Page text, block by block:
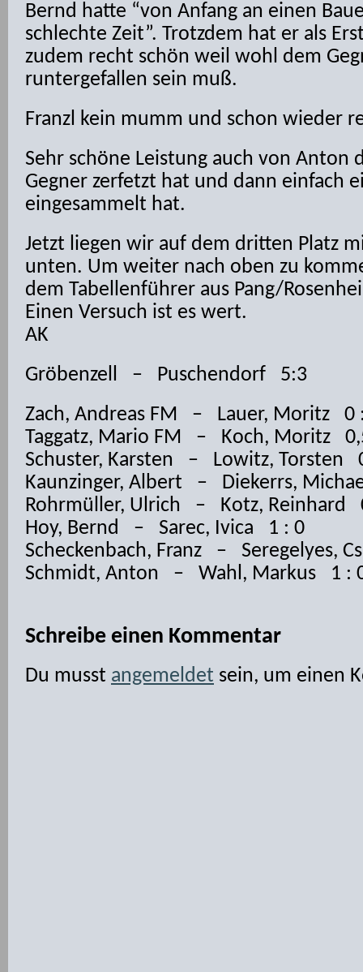
Bernd hatte “von Anfang an einen
schlechte Zeit”. Trotzdem hat er als
zudem recht schön weil wohl dem
runtergefallen sein muß.
Franzl kein mumm und schon wieder
Sehr schöne Leistung auch von Anton
Gegner zerfetzt hat und dann einfach
eingesammelt hat.
Jetzt liegen wir auf dem dritten Platz
unten. Um weiter nach oben zu
dem Tabellenführer aus Pang/
Einen Versuch ist es wert.
AK
Gröbenzell – Puschendorf 5:3
Zach, Andreas FM – Lauer, Moritz 0
Taggatz, Mario FM – Koch, Moritz
Schuster, Karsten – Lowitz, Torsten
Kaunzinger, Albert – Diekerrs,
Rohrmüller, Ulrich – Kotz, Reinhard
Hoy, Bernd – Sarec, Ivica 1 : 0
Scheckenbach, Franz – Seregelyes,
Schmidt, Anton – Wahl, Markus 1 :
Schreibe einen Kommentar
Du musst angemeldet sein, um einen